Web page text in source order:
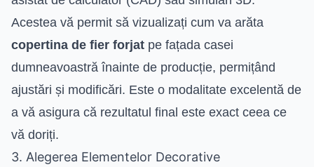
Acestea vă permit să vizualizați cum va arăta
copertina de fier forjat pe fațada casei
dumneavoastră înainte de producție, permițând
ajustări și modificări. Este o modalitate excelentă de
a vă asigura că rezultatul final este exact ceea ce
vă doriți.
3. Alegerea Elementelor Decorative